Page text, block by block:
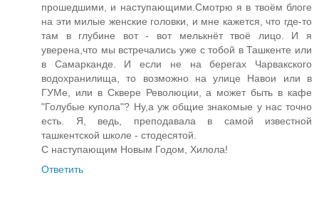
прошедшими, и наступающими.Смотрю я в твоём блоге
на эти милые женские головки, и мне кажется, что где-то
там в глубине вот - вот мелькнёт твоё лицо. И я
уверена,что мы встречались уже с тобой в Ташкенте или
в Самарканде. И если не на берегах Чарвакского
водохранилища, то возможно на улице Навои или в
ГУМе, или в Сквере Революции, а может быть в кафе
"Голубые купола"? Ну,а уж общие знакомые у нас точно
есть. Я, ведь, преподавала в самой известной
ташкентской школе - стодесятой.
С наступающим Новым Годом, Хилола!
Ответить